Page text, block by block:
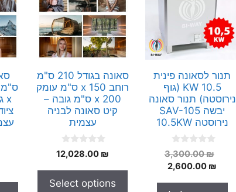
תנור לסאונה פינית
10.5 KW (גוף
נירוסטה) תנור סאונה
יבשה SAV-105
נירוסטה 10.5KW
0
o
u
o
3,300.00₪
המחיר
2,600.00 ₪
המחיר
סאונה בגודל 210 ס"מ
רוחב x 150 ס"מ עומק
x 200 ס"מ גובה –
קיט סאונה לבניה
עצמית
0
o
o
12,028.00 ₪
Select options